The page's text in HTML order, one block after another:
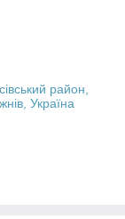
район,
Україна